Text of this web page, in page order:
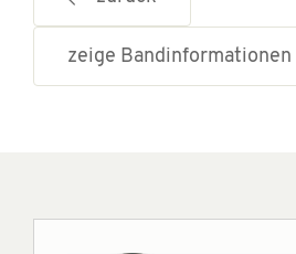
zeige Bandinformationen